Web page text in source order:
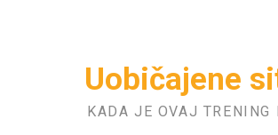
Uobičajene
KADA JE OVAJ TRENING